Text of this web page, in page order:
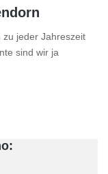
jeder Jahreszeit
sind wir ja